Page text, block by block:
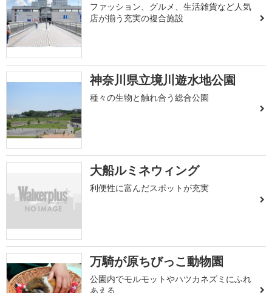
ファッション、グルメ、生活雑貨など人気
店が揃う充実の複合施設
神奈川県立境川遊水地公園
種々の生物と触れ合う総合公園
大船ルミネウィング
利便性に富んだスポットが充実
万騎が原ちびっこ動物園
公園内でモルモットやハツカネズミにふれ
あえる